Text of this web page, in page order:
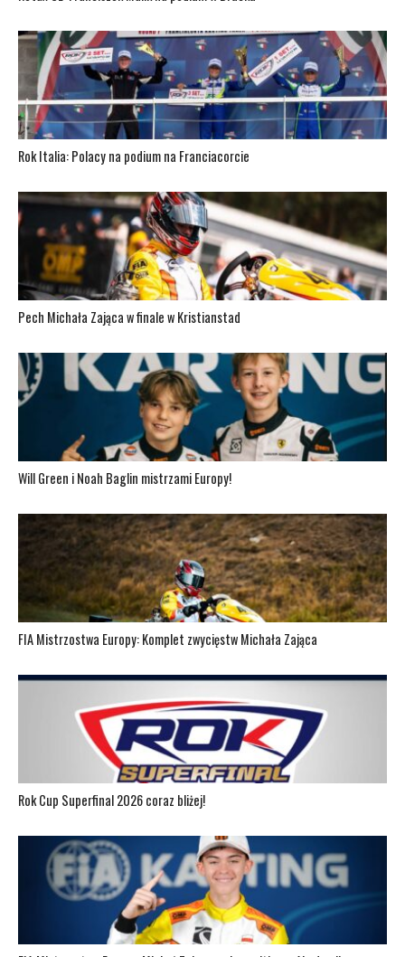
Rok Italia: Polacy na podium na Franciacorcie
Pech Michała Zająca w finale w Kristianstad
Will Green i Noah Baglin mistrzami Europy!
FIA Mistrzostwa Europy: Komplet zwycięstw Michała Zająca
Rok Cup Superfinal 2026 coraz bliżej!